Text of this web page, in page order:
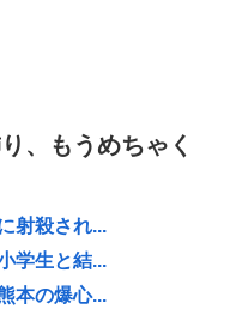
、もうめちゃく
射殺され...
学生と結...
本の爆心...